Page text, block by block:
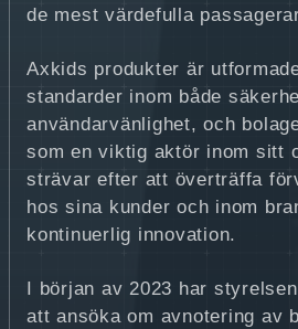
de mest värdefulla
Axkids produkter är
standarder inom både
användarvänlighet, och
som en viktig aktör inom sitt
strävar efter att överträffa
hos sina kunder och inom
kontinuerlig innovation.
I början av 2023 har
att ansöka om avnotering av